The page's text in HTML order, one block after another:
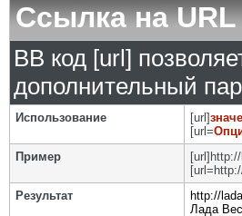
Ссылка на URL
BB код [url]
дополнительный
Использование [url]
[url=
Пример
Результат
http://
Лада